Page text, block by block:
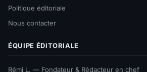
Politique éditoriale
Nous contacter
ÉQUIPE ÉDITORIALE
Rémi L. — Fondateur & Rédacteur en chef